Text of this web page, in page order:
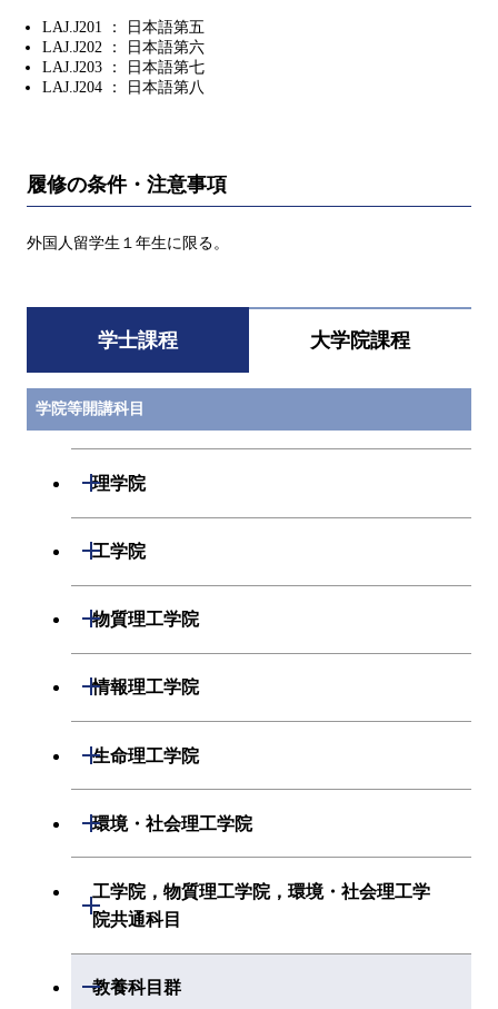
LAJ.J201 ： 日本語第五
LAJ.J202 ： 日本語第六
LAJ.J203 ： 日本語第七
LAJ.J204 ： 日本語第八
履修の条件・注意事項
外国人留学生１年生に限る。
学士課程 大学院課程
学院等開講科目
理学院
開閉
化学系
初年次専門科目
創造プロセス科目
共通専門科目
工学院
開閉
機械系
電気電子系
経営工学系
初年次専門科目
創造プロセス科目
物質理工学院
開閉
材料系
初年次専門科目
共通専門科目
情報理工学院
開閉
数理・計算科学系
初年次専門科目
創造プロセス科目
共通専門科目
生命理工学院
開閉
生命理工学系
創造プロセス科目
共通専門科目
環境・社会理工学院
開閉
建築学系
融合理工学系
工学院，物質理工学院，環境・社会理工学
院共通科目
開閉
工学院，物質理工学院，環境・社会
教養科目群
開閉